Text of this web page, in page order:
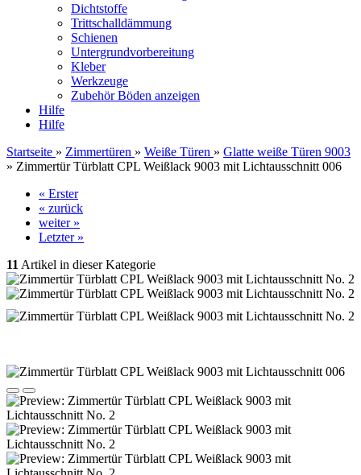
Dichtstoffe
Trittschalldämmung
Schienen
Untergrundvorbereitung
Kleber
Werkzeuge
Zubehör Böden anzeigen
Hilfe
Hilfe
Startseite » Zimmertüren » Weiße Türen » Glatte weiße Türen 9003
» Zimmertür Türblatt CPL Weißlack 9003 mit Lichtausschnitt 006
« Erster
« zurück
weiter »
Letzter »
11 Artikel in dieser Kategorie